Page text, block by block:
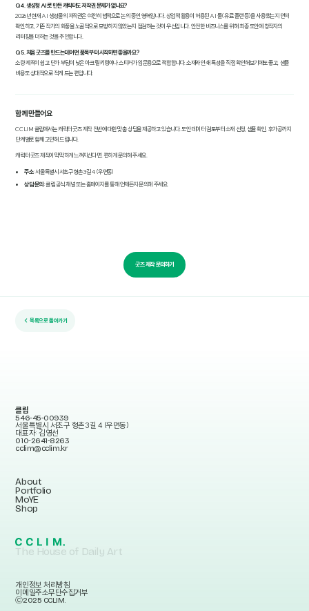
Q4. 생성형 AI로 만든 캐릭터도 저작권 문제가 없나요?
2026년 현재 AI 생성물의 저작권은 여전히 법적으로 논의 중인 영역입니다. 상업적 활용이 허용된 AI 툴(유료 플랜 등)을 사용했는지 먼저
확인하고, 기존 작가의 화풍을 노골적으로 모방하지 않았는지 점검하는 것이 우선입니다. 안전한 비즈니스를 위해 최종 도안에 창작자의
리터칭을 더하는 것을 추천합니다.
Q5. 처음 굿즈를 만드는데 어떤 품목부터 시작하면 좋을까요?
소량 제작이 쉽고 단가 부담이 낮은 아크릴 키링이나 스티커가 입문용으로 적합합니다. 소재와 인쇄 특성을 직접 확인해보기에도 좋고, 샘플
비용도 상대적으로 적게 드는 편입니다.
함께 만들어요
CCLIM 클림에서는 캐릭터 굿즈 제작 전반에 대한 맞춤 상담을 제공하고 있습니다. 도안 데이터 검토부터 소재 선정, 샘플 확인, 후가공까지
단계별로 함께 고민해 드립니다.
캐릭터 굿즈 제작이 막막하게 느껴지신다면, 편하게 문의해 주세요.
주소: 서울특별시 서초구 형촌3길 4 (우면동)
상담 문의 : 클림 공식 채널 또는 홈페이지를 통해 언제든지 문의해 주세요.
굿즈 제작 문의하기
← 목록으로 돌아가기
클림
546-45-00939
서울특별시 서초구 형촌3길 4 (우면동)
대표자: 김영선
010-2641-8263
cclim@cclim.kr
About
Portfolio
MoYE
Shop
The House of Daily Art
개인정보 처리방침
이메일주소무단수집거부
Ⓒ2025 CCLIM.